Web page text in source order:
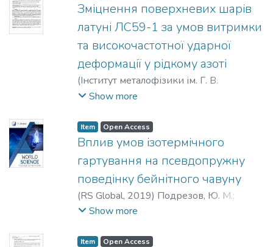
Зміцнення поверхневих шарів
латуні ЛС59-1 за умов витримки
та високочастотної ударної
деформації у рідкому азоті
(Інститут металофізики ім. Г. В.
Курдюмова НАН України
Мордюк, Богдан Миколайович
Сидоренко, Сергій Іванович;Волошко,
Петрович ;Пефті, Дмитро
Володимирович
Show more
Item Open Access
Вплив умов ізотермічного
гартування на псевдопружну
поведінку бейнітного чавуну
(RS Global, 2019) Подрезов, Ю. М.;
Романко, П. М.
Show more
Item Open Access